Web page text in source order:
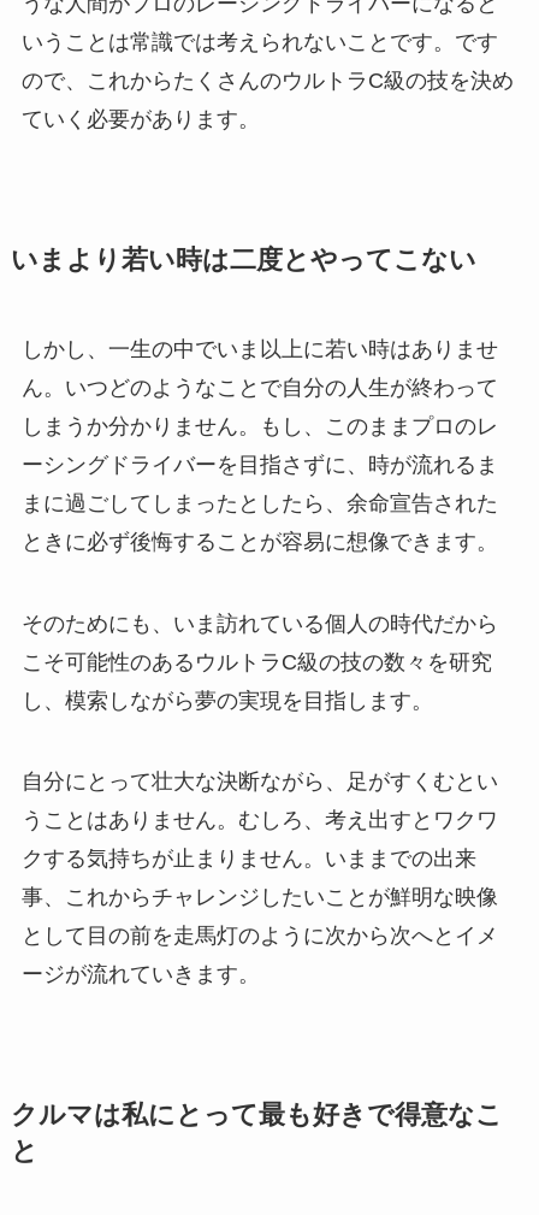
いうことは常識では考えられないことです。です
ので、これからたくさんのウルトラC級の技を決め
ていく必要があります。
いまより若い時は二度とやってこない
しかし、一生の中でいま以上に若い時はありませ
ん。いつどのようなことで自分の人生が終わって
しまうか分かりません。もし、このままプロのレ
ーシングドライバーを目指さずに、時が流れるま
まに過ごしてしまったとしたら、余命宣告された
ときに必ず後悔することが容易に想像できます。
そのためにも、いま訪れている個人の時代だから
こそ可能性のあるウルトラC級の技の数々を研究
し、模索しながら夢の実現を目指します。
自分にとって壮大な決断ながら、足がすくむとい
うことはありません。むしろ、考え出すとワクワ
クする気持ちが止まりません。いままでの出来
事、これからチャレンジしたいことが鮮明な映像
として目の前を走馬灯のように次から次へとイメ
ージが流れていきます。
クルマは私にとって最も好きで得意なこ
と